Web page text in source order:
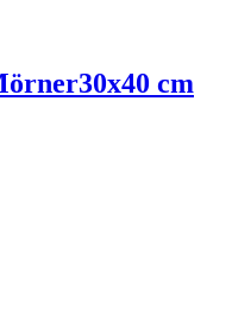
30x40 cm